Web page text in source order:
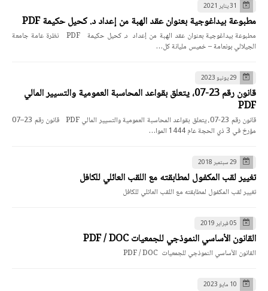
31 يناير 2021
مطبوعة بيداغوجية بعنوان عقد الهبة من إعداد د. كحيل حكيمة PDF
مطبوعة بيداغوجية بعنوان عقد الهبة من إعداد د. كحيل حكيمة PDF نظرة عامة جامعة
الجيلالي بونعامة – خميس مليانة كل…
29 يونيو 2023
قانون رقم 23-07، يتعلق بقواعد المحاسبة العمومية والتسيير المالي
PDF
قانون رقم 23-07، يتعلق بقواعد المحاسبة العمومية والتسيير المالي PDF قانون رقم 23–07
مؤرخ في 3 ذي الحجة عام 1444 الموا…
29 سبتمبر 2018
تغيير لقب المكفول لمطابقته مع اللقب العائلي للكافل
تغيير لقب المكفول لمطابقته مع اللقب العائلي للكافل
05 فبراير 2019
القانون الأساسي النموذجي للجمعيات PDF / DOC
القانون الأساسي النموذجي للجمعيات PDF / DOC
10 مايو 2023